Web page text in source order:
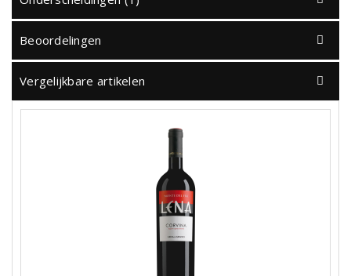
Beoordelingen
Vergelijkbare artikelen